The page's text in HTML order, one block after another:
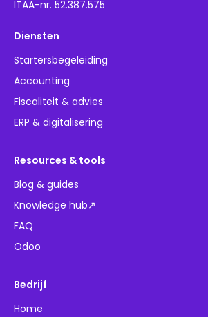
ITAA-nr. 52.387.575
Diensten
Startersbegeleiding
Accounting
Fiscaliteit & advies
ERP & digitalisering
Resources & tools
Blog & guides
Knowledge hub↗
FAQ
Odoo
Bedrijf
Home